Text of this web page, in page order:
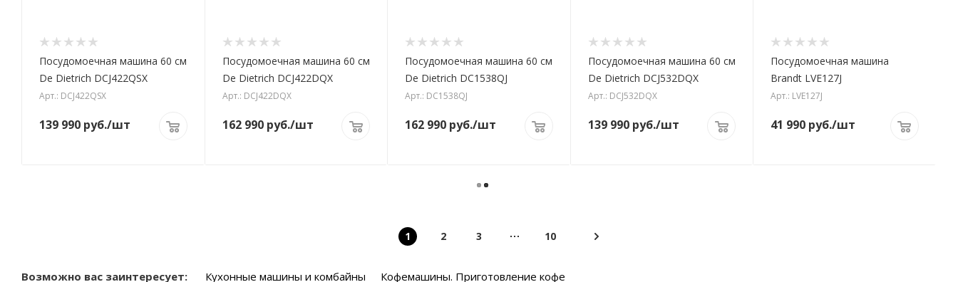
Посудомоечная машина 60 см
De Dietrich DCJ422QSX
Арт.: DCJ422QSX
139 990 руб./шт
Посудомоечная машина 60 см
De Dietrich DCJ422DQX
Арт.: DCJ422DQX
162 990руб./шт
Посудомоечная машина 60 см
De Dietrich DC1538QJ
Арт.: DC1538QJ
162 990 руб./шт
Посудомоечная машина 60 см
De Dietrich DCJ532DQX
Арт.: DCJ532DQX
139 990руб./шт
Посудомоечная машина
Brandt LVE127J
Арт.: LVE127J
41 990 руб./шт
1 2 3 10
Возможно вас заинтересует: Кухонные машины и комбайны Кофемашины. Приготовление кофе